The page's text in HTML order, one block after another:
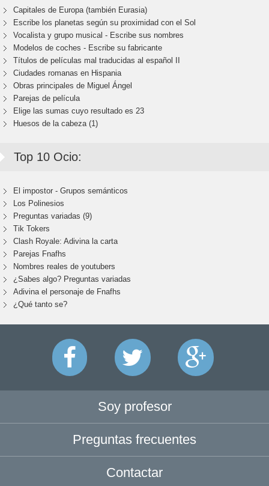
Capitales de Europa (también Eurasia)
Escribe los planetas según su proximidad con el Sol
Vocalista y grupo musical - Escribe sus nombres
Modelos de coches - Escribe su fabricante
Títulos de películas mal traducidas al español II
Ciudades romanas en Hispania
Obras principales de Miguel Ángel
Parejas de película
Elige las sumas cuyo resultado es 23
Huesos de la cabeza (1)
Top 10 Ocio:
El impostor - Grupos semánticos
Los Polinesios
Preguntas variadas (9)
Tik Tokers
Clash Royale: Adivina la carta
Parejas Fnafhs
Nombres reales de youtubers
¿Sabes algo? Preguntas variadas
Adivina el personaje de Fnafhs
¿Qué tanto se?
Soy profesor
Preguntas frecuentes
Contactar